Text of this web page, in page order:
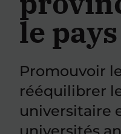
le pays
Promouvoir
rééquilibrer
universitaire
universités